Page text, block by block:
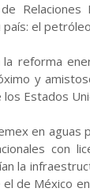
el
reforma
y
Estados
en
con
la
de México